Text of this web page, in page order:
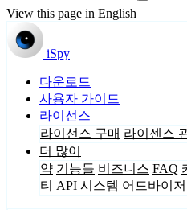
View this page in English
iSpy
다운로드
사용자 가이드
라이선스
라이선스 구매 라이센스
더 많이
약 기능들 비즈니스 FAQ
티 API 시스템 어드바이저